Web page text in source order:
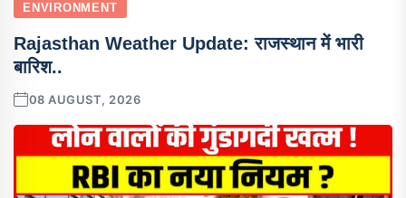
ENVIRONMENT
Rajasthan Weather Update: राजस्थान में भारी
बारिश..
08 AUGUST, 2026